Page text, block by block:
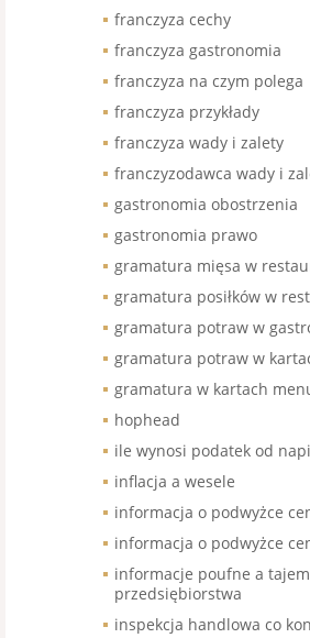
franczyza cechy
franczyza gastronomia
franczyza na czym polega
franczyza przykłady
franczyza wady i zalety
franczyzodawca wady i
gastronomia obostrzenia
gastronomia prawo
gramatura mięsa w
gramatura posiłków w
gramatura potraw w
gramatura potraw w
gramatura w kartach
hophead
ile wynosi podatek od
inflacja a wesele
informacja o podwyżce
informacja o podwyżce
informacje poufne a
przedsiębiorstwa
inspekcja handlowa co